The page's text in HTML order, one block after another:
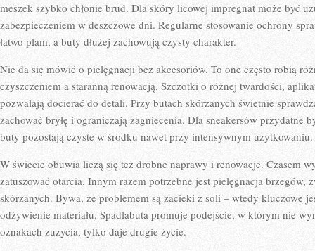
meszek szybko chłonie brud. Dla skóry licowej impregnat może być
zabezpieczeniem w deszczowe dni. Regularne stosowanie ochrony
łatwo plam, a buty dłużej zachowują czysty charakter.
Nie da się mówić o pielęgnacji bez akcesoriów. To one często robią
czyszczeniem a staranną renowacją. Szczotki o różnej twardości,
pozwalają docierać do detali. Przy butach skórzanych świetnie
zachować bryłę i ograniczają zagniecenia. Dla sneakersów przydatne
buty pozostają czyste w środku nawet przy intensywnym użytkowaniu.
W świecie obuwia liczą się też drobne naprawy i renowacje. Czasem
zatuszować otarcia. Innym razem potrzebne jest pielęgnacja brzegów,
skórzanych. Bywa, że problemem są zacieki z soli – wtedy kluczowe
odżywienie materiału. Spadlabuta promuje podejście, w którym nie
oznakach zużycia, tylko daje drugie życie.